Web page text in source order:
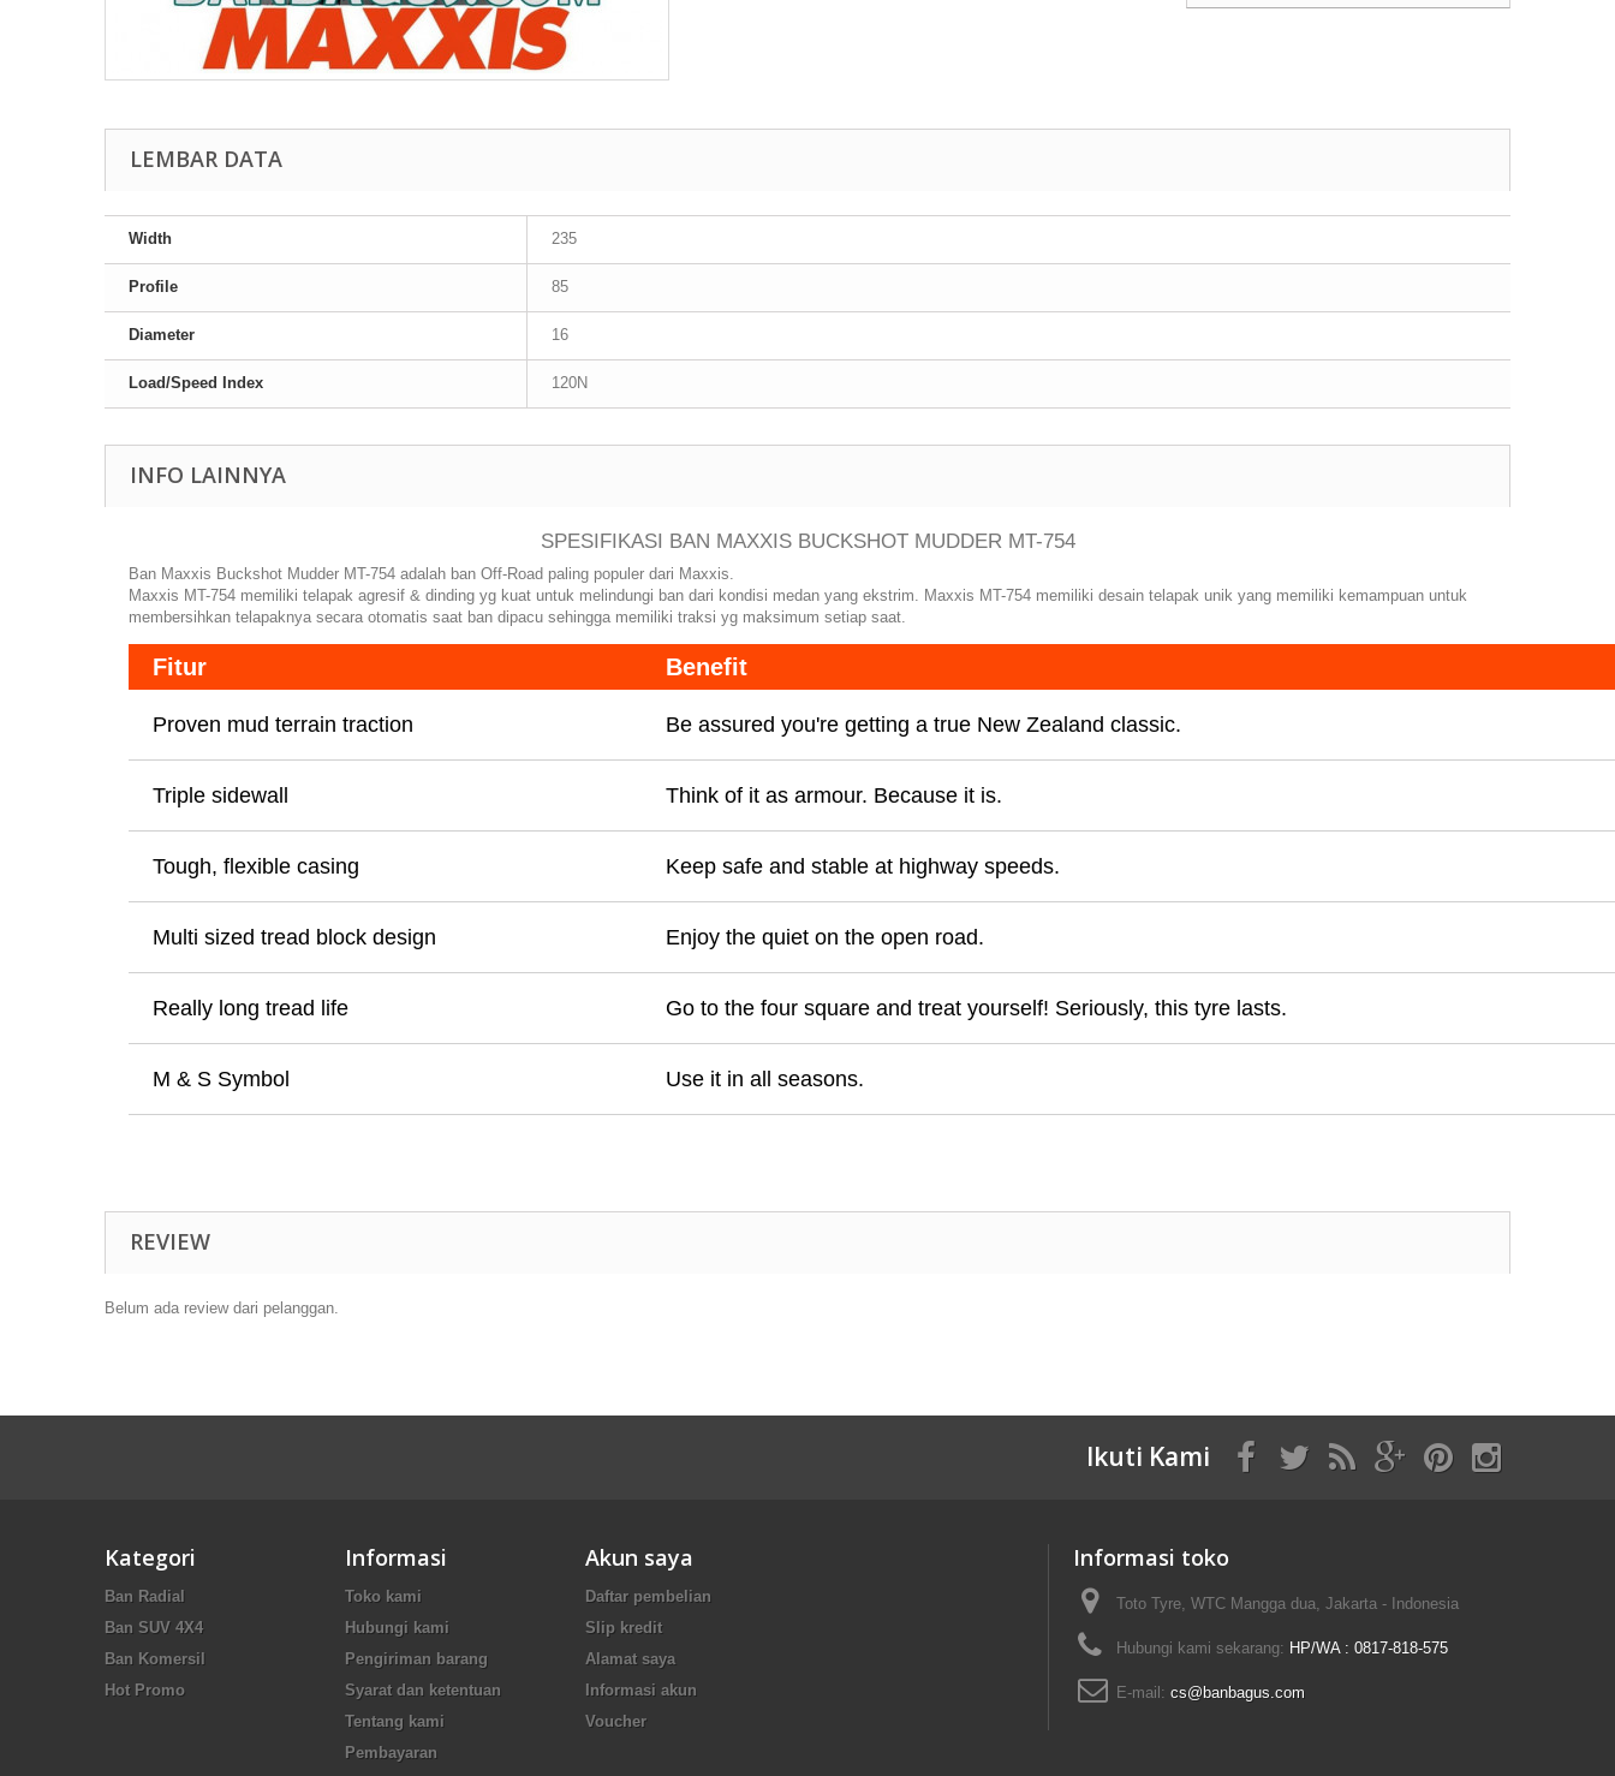
LEMBAR DATA
Width 235
Profile 85
Diameter 16
Load/Speed Index 120N
INFO LAINNYA
SPESIFIKASI BAN MAXXIS BUCKSHOT MUDDER MT-754
Ban Maxxis Buckshot Mudder MT-754 adalah ban Off-Road paling populer dari Maxxis.
Maxxis MT-754 memiliki telapak agresif & dinding yg kuat untuk melindungi ban dari kondisi medan yang ekstrim. Maxxis MT-754 memiliki desain telapak unik yang memiliki kemampuan untuk
membersihkan telapaknya secara otomatis saat ban dipacu sehingga memiliki traksi yg maksimum setiap saat.
Fitur Benefit
Proven mud terrain traction Be assured you're getting a true New Zealand classic.
Triple sidewall Think of it as armour. Because it is.
Tough, flexible casing Keep safe and stable at highway speeds.
Multi sized tread block design Enjoy the quiet on the open road.
Really long tread life Go to the four square and treat yourself! Seriously, this tyre lasts.
M & S Symbol Use it in all seasons.
REVIEW
Belum ada review dari pelanggan.
Ikuti Kami
Kategori
Ban Radial
Ban SUV 4X4
Ban Komersil
Hot Promo
Informasi
Toko kami
Hubungi kami
Pengiriman barang
Syarat dan ketentuan
Tentang kami
Pembayaran
Akun saya
Daftar pembelian
Slip kredit
Alamat saya
Informasi akun
Voucher
Informasi toko
Toto Tyre, WTC Mangga dua, Jakarta - Indonesia
Hubungi kami sekarang: HP/WA : 0817-818-575
E-mail: cs@banbagus.com